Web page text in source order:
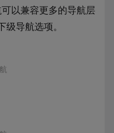
以兼容更多的导航层
导航选项。